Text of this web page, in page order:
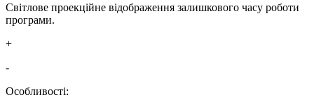
Світлове проекційне відображення залишкового часу роботи
програми.
+
-
Особливості: